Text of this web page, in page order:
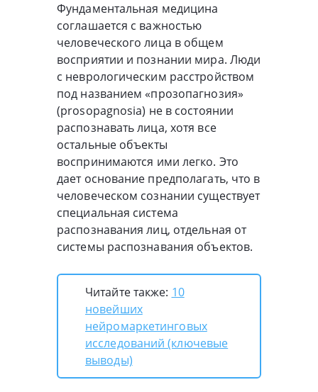
Фундаментальная медицина
соглашается с важностью
человеческого лица в общем
восприятии и познании мира. Люди
с неврологическим расстройством
под названием «прозопагнозия»
(prosopagnosia) не в состоянии
распознавать лица, хотя все
остальные объекты
воспринимаются ими легко. Это
дает основание предполагать, что в
человеческом сознании существует
специальная система
распознавания лиц, отдельная от
системы распознавания объектов.
Читайте также: 10
новейших
нейромаркетинговых
исследований (ключевые
выводы)